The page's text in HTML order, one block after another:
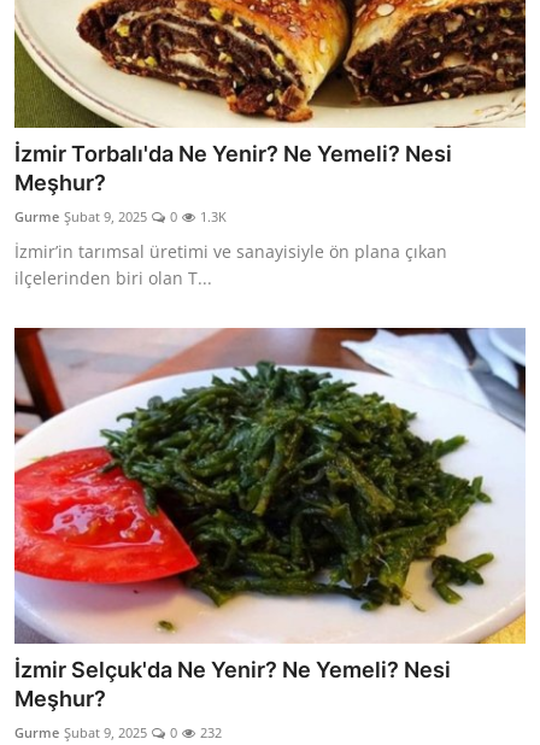
İzmir Torbalı'da Ne Yenir? Ne Yemeli? Nesi
Meşhur?
Gurme Şubat 9, 2025 0 1.3K
İzmir’in tarımsal üretimi ve sanayisiyle ön plana çıkan
ilçelerinden biri olan T...
İzmir Selçuk'da Ne Yenir? Ne Yemeli? Nesi
Meşhur?
Gurme Şubat 9, 2025 0 232